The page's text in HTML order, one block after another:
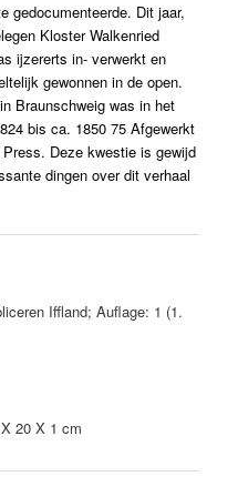
gedocumenteerde. Dit jaar,
Kloster Walkenried
ijzererts in- verwerkt en
gewonnen in de open.
Braunschweig was in het
bis ca. 1850 75 Afgewerkt
Deze kwestie is gewijd
dingen over dit verhaal
Iffland; Auflage: 1 (1.
20 X 1 cm